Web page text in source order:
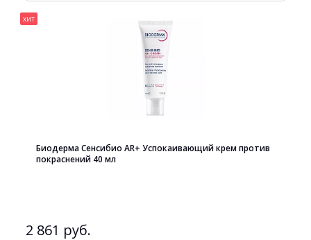
хит
Биодерма Сенсибио AR+ Успокаивающий крем против
покраснений 40 мл
2 861 руб.